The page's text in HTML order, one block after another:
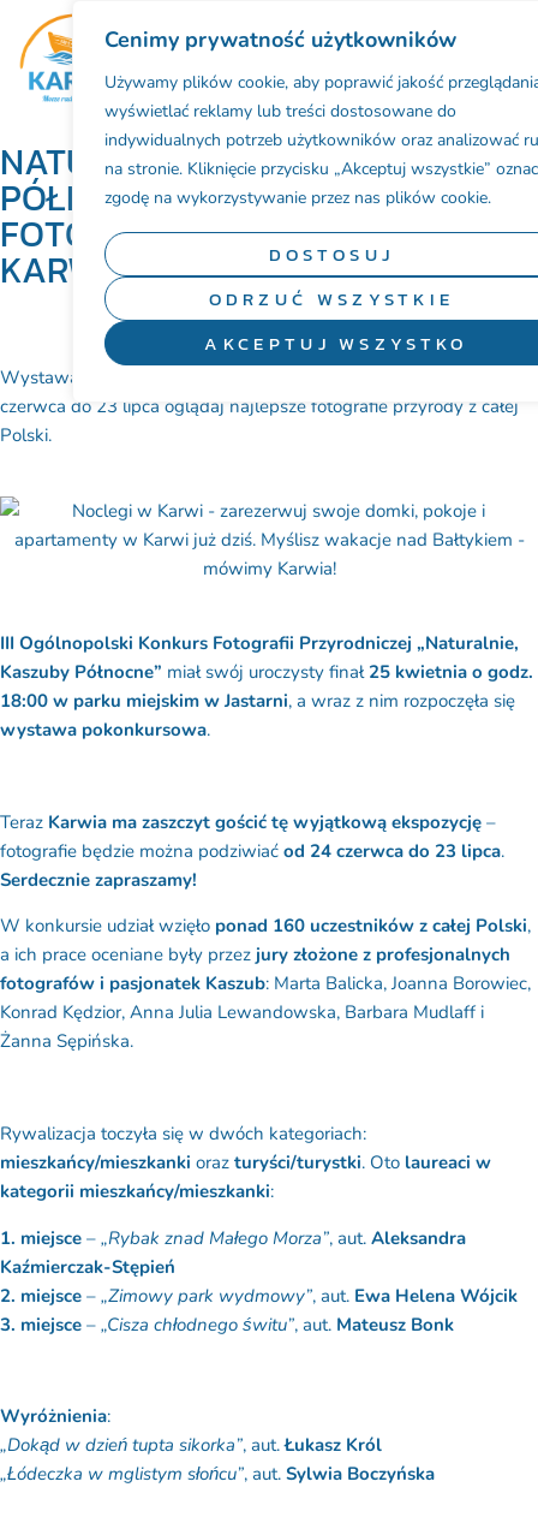
Cenimy prywatność użytkowników
Używamy plików cookie, aby poprawić jakość
wyświetlać reklamy lub treści dostosowane do
indywidualnych potrzeb użytkowników oraz analizować
na stronie. Kliknięcie przycisku „Akceptuj wszystkie”
zgodę na wykorzystywanie przez nas plików cookie.
DOSTOSUJ
ODRZUĆ WSZYSTKIE
AKCEPTUJ WSZYSTKO
BAZA NOCLEGOWA
NATURALNIE, KASZUBY
PÓŁNOCNE – WYSTAWA
FOTOGRAFII PRZYRODNICZEJ W
KARWI!
Wystawa „Naturalnie, Kaszuby Północne” już w Karwi! Od 24
czerwca do 23 lipca oglądaj najlepsze fotografie przyrody z całej
Polski.
III Ogólnopolski Konkurs Fotografii Przyrodniczej „Naturalnie,
Kaszuby Północne” miał swój uroczysty finał 25 kwietnia o godz.
18:00 w parku miejskim w Jastarni, a wraz z nim rozpoczęła się
wystawa pokonkursowa.
Teraz Karwia ma zaszczyt gościć tę wyjątkową ekspozycję –
fotografie będzie można podziwiać od 24 czerwca do 23 lipca.
Serdecznie zapraszamy!
W konkursie udział wzięło ponad 160 uczestników z całej Polski,
a ich prace oceniane były przez jury złożone z profesjonalnych
fotografów i pasjonatek Kaszub: Marta Balicka, Joanna Borowiec,
Konrad Kędzior, Anna Julia Lewandowska, Barbara Mudlaff i
Żanna Sępińska.
Rywalizacja toczyła się w dwóch kategoriach:
mieszkańcy/mieszkanki oraz turyści/turystki. Oto laureaci w
kategorii mieszkańcy/mieszkanki:
1. miejsce – „Rybak znad Małego Morza”, aut. Aleksandra
Kaźmierczak-Stępień
2. miejsce – „Zimowy park wydmowy”, aut. Ewa Helena Wójcik
3. miejsce – „Cisza chłodnego świtu”, aut. Mateusz Bonk
Wyróżnienia:
„Dokąd w dzień tupta sikorka”, aut.Łukasz Król
„Łódeczka w mglistym słońcu”, aut. Sylwia Boczyńska